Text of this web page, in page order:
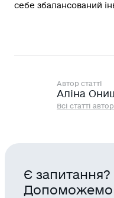
себе збалансований
Автор статті
Аліна
Всі статті
Є запитання?